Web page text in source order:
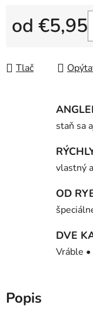
od €5,95
Tlač
staň sa
vlastný
OD
DVE
Vráble
Popis